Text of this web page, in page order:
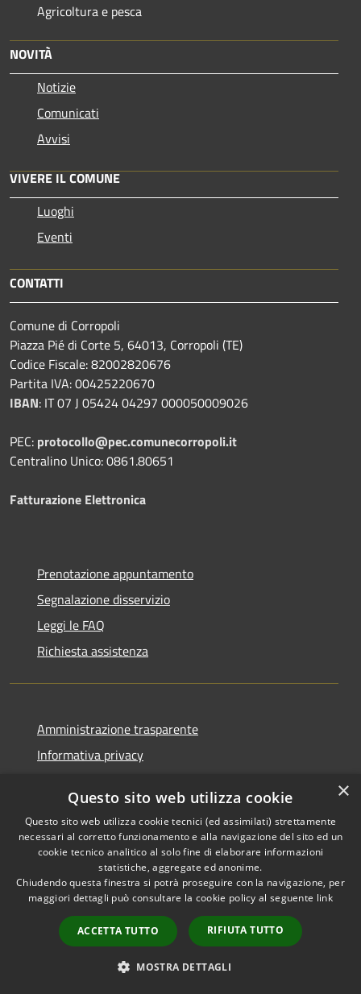
Agricoltura e pesca
NOVITÀ
Notizie
Comunicati
Avvisi
VIVERE IL COMUNE
Luoghi
Eventi
CONTATTI
Comune di Corropoli
Piazza Pié di Corte 5, 64013, Corropoli (TE)
Codice Fiscale: 82002820676
Partita IVA: 00425220670
IBAN: IT 07 J 05424 04297 000050009026
PEC: protocollo@pec.comunecorropoli.it
Centralino Unico: 0861.80651
Fatturazione Elettronica
Prenotazione appuntamento
Segnalazione disservizio
Leggi le FAQ
Richiesta assistenza
Amministrazione trasparente
Informativa privacy
Dichiarazione di accessibilità
RSS
Accessibilità
Copyright © 2026 • Comune di
Corropoli • Powered by
Municipium•
Accesso
redazione
×
Questo sito web utilizza cookie
Questo sito web utilizza cookie tecnici (ed assimilati) strettamente
necessari al corretto funzionamento e alla navigazione del sito ed un
cookie tecnico analitico al solo fine di elaborare informazioni
statistiche, aggregate ed anonime.
Chiudendo questa finestra si potrà proseguire con la navigazione, per
maggiori dettagli può consultare la cookie policy al seguente link
ACCETTA TUTTO RIFIUTA TUTTO
MOSTRA DETTAGLI